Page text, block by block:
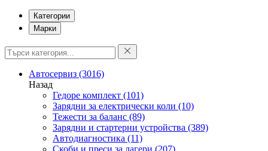
Категории
Марки
Автосервиз (3016)
Назад
Гедоре комплект (101)
Зарядни за електрически коли (10)
Тежести за баланс (89)
Зарядни и стартерни устройства (389)
Автодиагностика (11)
Скоби и преси за лагери (207)